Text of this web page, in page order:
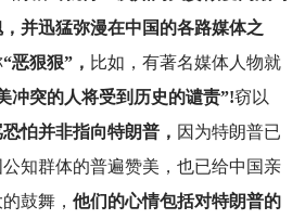
并迅猛弥漫在中国的各路媒体之
“恶狠狠”， 比如，有著名媒体人物就
冲突的人将受到历史的谴责”!窃以
怕并非指向特朗普， 因为特朗普已
知群体的普遍赞美，也已给中国亲
鼓舞， 他们的心情包括对特朗普的